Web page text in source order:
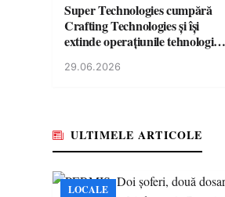
Super Technologies cumpără
Crafting Technologies și își
extinde operațiunile tehnologice
29.06.2026
ULTIMELE ARTICOLE
LOCALE